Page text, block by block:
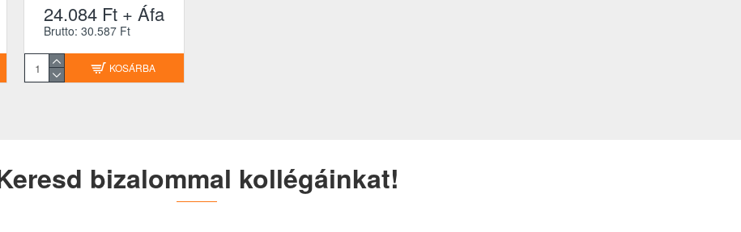
24.084 Ft + Áfa
Brutto: 30.587 Ft
KOSÁRBA
bizalommal kollégáinkat!